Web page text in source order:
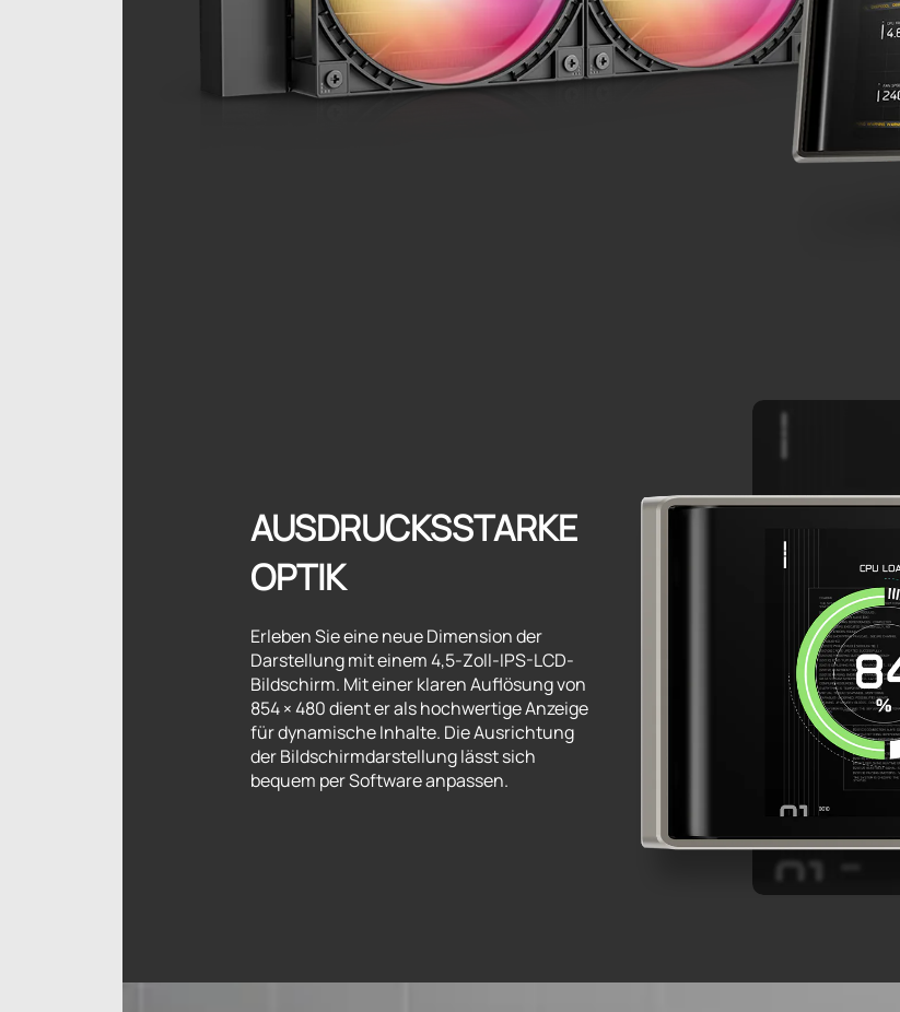
AUSDRUCKSSTARKE
OPTIK
Erleben Sie eine neue Dimension der
Darstellung mit einem 4,5-Zoll-IPS-LCD-
Bildschirm. Mit einer klaren Auflösung von
854 × 480 dient er als hochwertige Anzeige
für dynamische Inhalte. Die Ausrichtung
der Bildschirmdarstellung lässt sich
bequem per Software anpassen.